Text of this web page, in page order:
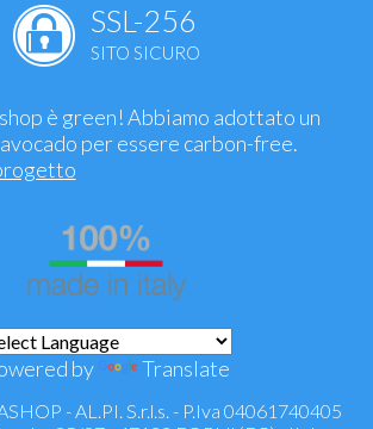
SSL-256
SITO SICURO
è green! Abbiamo adottato un
per essere carbon-free.
by Translate
- AL.PI. S.r.l.s. - P.Iva 04061740405